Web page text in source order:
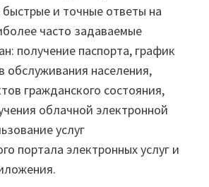
и точные ответы на
часто задаваемые
получение паспорта, график
обслуживания населения,
гражданского состояния,
облачной электронной
услуг
портала электронных услуг и